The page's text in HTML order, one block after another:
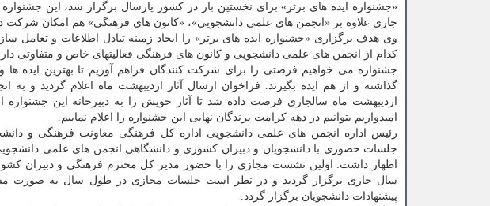
«جشنواره ایده های برتر» برای نخستین بار در کشور پارسال برگزار شد، این
جاری علاوه بر «انجمن های علمی دانشجویی»، «کانون های فرهنگی» هم امکان شرکت در
وی هدف برگزاری «جشنواره ایده های برتر» را ایجاد زمینه تبادل اطلاعات و تعامل
کدام از انجمن های علمی دانشجویی و کانون های فرهنگی فعالیتهای خاص و متفاوتی
جشنواره می خواهیم فرصتی را برای شرکت کنندگان فراهم آوریم تا بهترین ایده ها
گذاشته و از هم ایده بگیرند. فراخوان ارسال آثار اردیبهشت ماه اعلام گردید و
امیدواریم بتوانیم در دهه کرامت برندگان نهایی این جشنواره را اعلام نماییم.
رئیس اداره انجمن های علمی دانشجویی اداره کل فرهنگی معاونت فرهنگی و
جلسات حضوری با دانشجویان و دبیران کشوری و دانشگاهی انجمن های علمی
اظهار داشت: اولین نشست مجازی را با حضور مدیر کل محترم فرهنگی و دبیران
سال جاری برگزار گردید و در نظر است جلسات مجازی در طول سال به صورت
پیشنهادات دانشجویان برگزار گردد.